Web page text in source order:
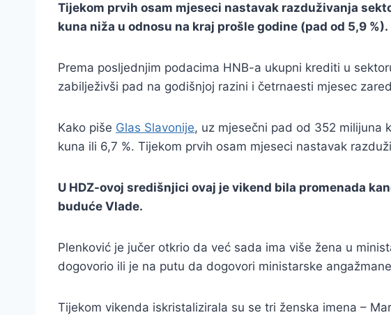
Tijekom prvih osam mjeseci nastavak razduživanja
kuna niža u odnosu na kraj prošle godine (pad od 5,9 %).
Prema posljednjim podacima HNB-a ukupni krediti u
zabilježivši pad na godišnjoj razini i četrnaesti mjesec
Kako piše Glas Slavonije, uz mjesečni pad od 352 milijuna
kuna ili 6,7 %. Tijekom prvih osam mjeseci nastavak
U HDZ-ovoj središnjici ovaj je vikend bila promenada
buduće Vlade.
Plenković je jučer otkrio da već sada ima više žena u
dogovorio ili je na putu da dogovori ministarske
Tijekom vikenda iskristalizirala su se tri ženska imena –